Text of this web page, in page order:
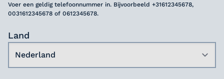
Voer een geldig telefoonnummer in. Bijvoorbeeld +31612345678,
0031612345678 of 0612345678.
Land